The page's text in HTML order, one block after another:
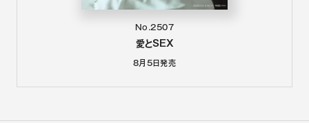
No.2507
愛とSEX
8月5日発売